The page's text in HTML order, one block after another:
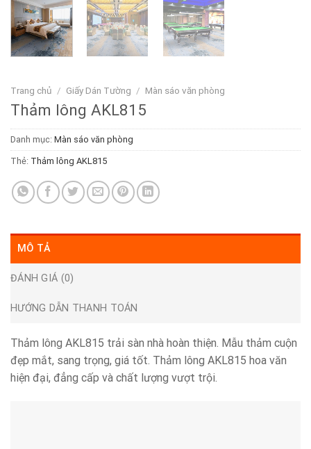
Trang chủ / Giấy Dán Tường / Màn sáo văn phòng
Thảm lông AKL815
Danh mục: Màn sáo văn phòng
Thẻ: Thảm lông AKL815
MÔ TẢ
ĐÁNH GIÁ (0)
HƯỚNG DẪN THANH TOÁN
Thảm lông AKL815 trải sàn nhà hoàn thiện. Mẫu thảm cuộn
đẹp mắt, sang trọng, giá tốt. Thảm lông AKL815 hoa văn
hiện đại, đẳng cấp và chất lượng vượt trội.